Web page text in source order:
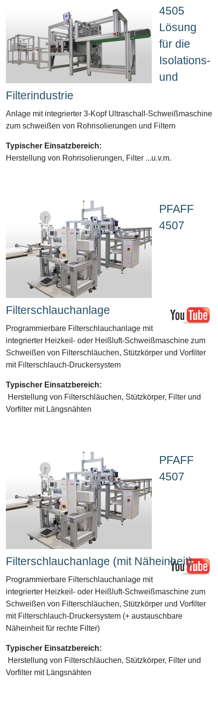
4505
Lösung
für die
Isolations-
und
Filterindustrie
Anlage mit integrierter 3-Kopf Ultraschall-Schweißmaschine
zum schweißen von Rohrisolierungen und Filtern
Typischer Einsatzbereich:
Herstellung von Rohrisolierungen, Filter ...u.v.m.
PFAFF
4507
Filterschlauchanlage
Programmierbare Filterschlauchanlage mit
integrierter Heizkeil- oder Heißluft-Schweißmaschine zum
Schweißen von Filterschläuchen, Stützkörper und Vorfilter
mit Filterschlauch-Druckersystem
Typischer Einsatzbereich:
Herstellung von Filterschläuchen, Stützkörper, Filter und
Vorfilter mit Längsnähten
PFAFF
4507
Filterschlauchanlage (mit Näheinheit)
Programmierbare Filterschlauchanlage mit
integrierter Heizkeil- oder Heißluft-Schweißmaschine zum
Schweißen von Filterschläuchen, Stützkörper und Vorfilter
mit Filterschlauch-Druckersystem (+ austauschbare
Näheinheit für rechte Filter)
Typischer Einsatzbereich:
Herstellung von Filterschläuchen, Stützkörper, Filter und
Vorfilter mit Längsnähten